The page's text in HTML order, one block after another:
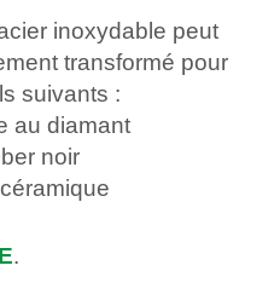
inoxydable peut
transformé pour
suivants :
au diamant
noir
.